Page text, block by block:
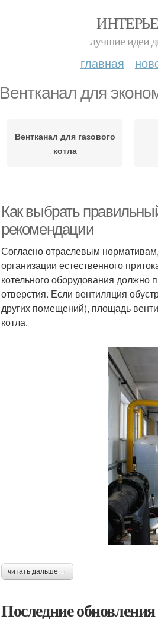
лучшие идеи
главная
Вентканал для
Вентканал для газового
котла
Как выбрать
рекомендации
Согласно отраслевым
организации естественного
котельного оборудования должно
отверстия. Если вентиляция
других помещений), площадь
котла.
читать дальше →
Последние обновления